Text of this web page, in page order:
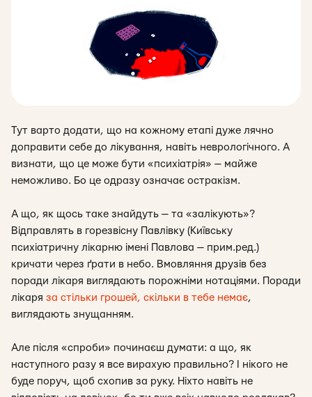
Тут варто додати, що на кожному етапі дуже лячно
доправити себе до лікування, навіть неврологічного. А
визнати, що це може бути «психіатрія» — майже
неможливо. Бо це одразу означає остракізм.
А що, як щось таке знайдуть — та «залікують»?
Відправлять в горезвісну Павлівку (Київську
психіатричну лікарню імені Павлова — прим.ред.)
кричати через ґрати в небо. Вмовляння друзів без
поради лікаря виглядають порожніми нотаціями. Поради
лікаря за стільки грошей, скільки в тебе немає,
виглядають знущанням.
Але після «спроби» починаєш думати: а що, як
наступного разу я все вирахую правильно? І нікого не
буде поруч, щоб схопив за руку. Ніхто навіть не